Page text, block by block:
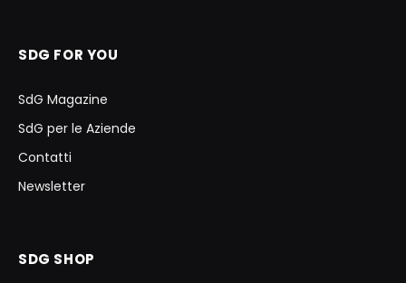
SDG FOR YOU
SdG Magazine
SdG per le Aziende
Contatti
Newsletter
SDG SHOP